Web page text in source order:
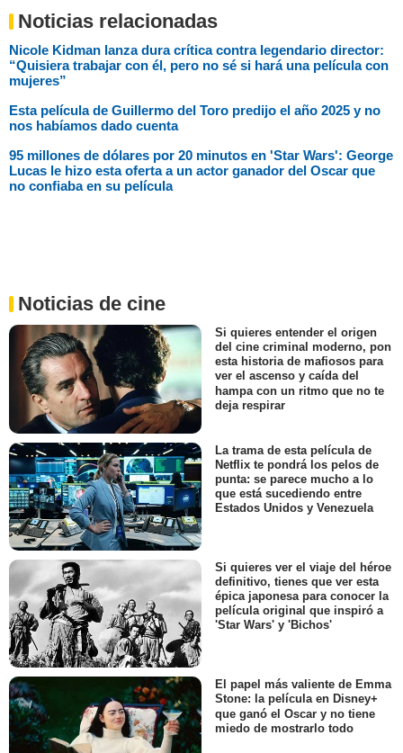
Noticias relacionadas
Nicole Kidman lanza dura crítica contra legendario director:
“Quisiera trabajar con él, pero no sé si hará una película con
mujeres”
Esta película de Guillermo del Toro predijo el año 2025 y no
nos habíamos dado cuenta
95 millones de dólares por 20 minutos en 'Star Wars': George
Lucas le hizo esta oferta a un actor ganador del Oscar que
no confiaba en su película
Noticias de cine
Si quieres entender el origen
del cine criminal moderno, pon
esta historia de mafiosos para
ver el ascenso y caída del
hampa con un ritmo que no te
deja respirar
La trama de esta película de
Netflix te pondrá los pelos de
punta: se parece mucho a lo
que está sucediendo entre
Estados Unidos y Venezuela
Si quieres ver el viaje del héroe
definitivo, tienes que ver esta
épica japonesa para conocer la
película original que inspiró a
'Star Wars' y 'Bichos'
El papel más valiente de Emma
Stone: la película en Disney+
que ganó el Oscar y no tiene
miedo de mostrarlo todo